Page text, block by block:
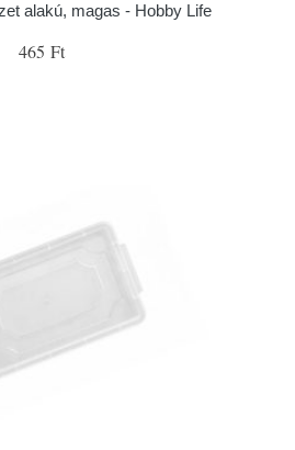
alakú, magas - Hobby Life
465 Ft